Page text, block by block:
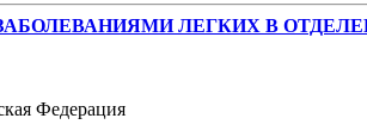
ЛЕГКИХ В
Федерация